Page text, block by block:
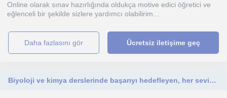
Online olarak sınav hazırlığında oldukça motive edici öğretici ve
eğlenceli bir şekilde sizlere yardımcı olabilirim...
daha fazlasını gör Ücretsiz iletişime geç
Biyoloji ve kimya derslerinde başarıyı hedefleyen, her seviyeden öğrenciye yönelik özel dersler veriyorum.